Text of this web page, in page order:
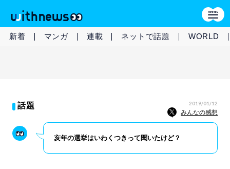
新着 マンガ 連載 ネットで話題 WORLD
話題 2019/01/12
みんなの感想
亥年の選挙はいわくつきって聞いたけど？